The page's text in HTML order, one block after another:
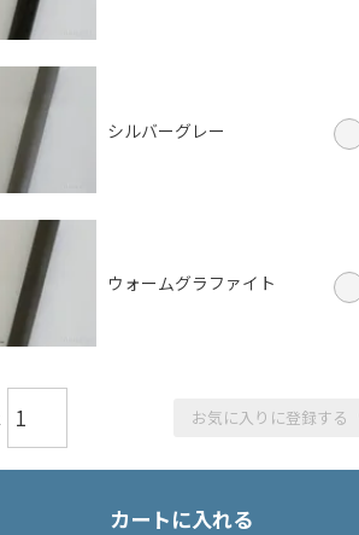
シルバーグレー
ウォームグラファイト
お気に入りに登録する
カートに入れる